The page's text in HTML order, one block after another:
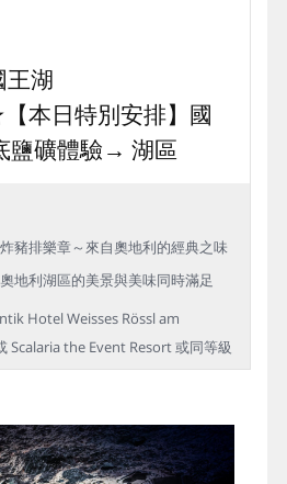
湖
本日特別安排】國
鹽礦體驗→ 湖區
豬排樂章～來自奧地利的經典之味
地利湖區的美景與美味同時滿足
Hotel Weisses Rössl am
Scalaria the Event Resort 或同等級